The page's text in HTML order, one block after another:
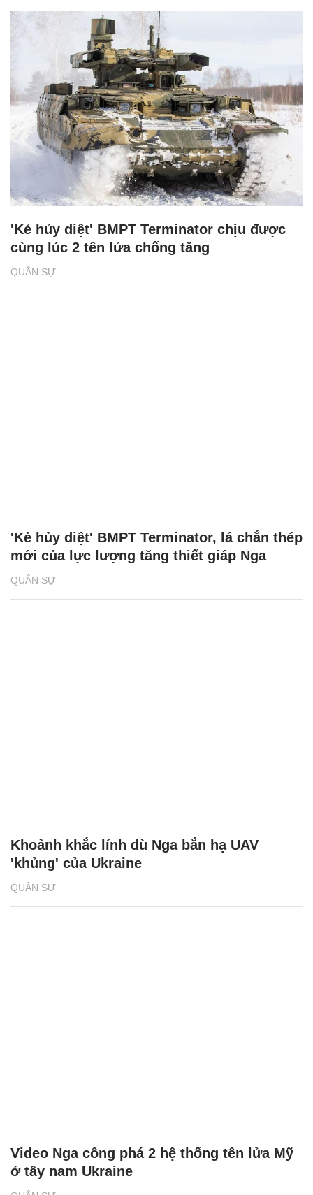
QUÂN SỰ
'Kẻ hủy diệt' BMPT Terminator chịu được
cùng lúc 2 tên lửa chống tăng
QUÂN SỰ
'Kẻ hủy diệt' BMPT Terminator, lá chắn thép
mới của lực lượng tăng thiết giáp Nga
QUÂN SỰ
Khoảnh khắc lính dù Nga bắn hạ UAV
'khủng' của Ukraine
Video Nga công phá 2 hệ thống tên lửa Mỹ
ở tây nam Ukraine